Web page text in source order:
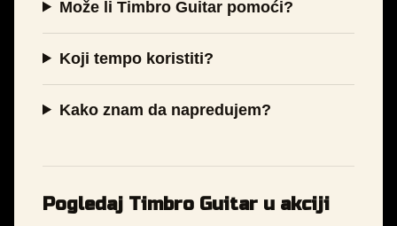
Može li Timbro Guitar pomoći?
Koji tempo koristiti?
Kako znam da napredujem?
Pogledaj Timbro Guitar u akciji